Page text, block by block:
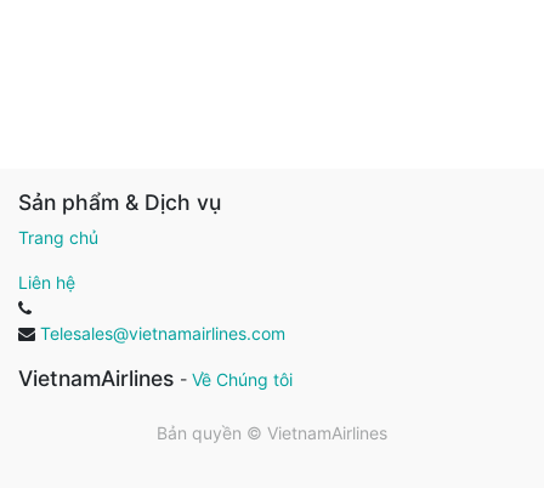
Sản phẩm & Dịch vụ
Trang chủ
Liên hệ
Telesales@vietnamairlines.com
VietnamAirlines - Về Chúng tôi
Bản quyền © VietnamAirlines